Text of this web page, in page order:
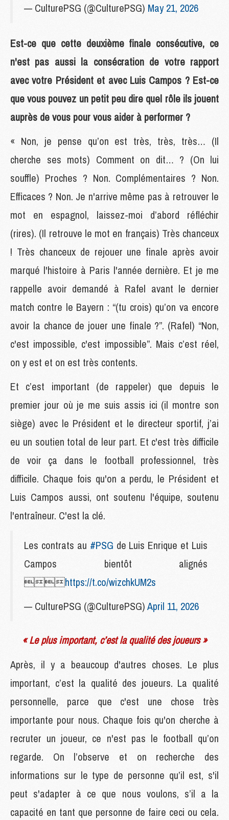
— CulturePSG (@CulturePSG) May 21, 2026
Est-ce que cette deuxième finale consécutive, ce
n'est pas aussi la consécration de votre rapport
avec votre Président et avec Luis Campos ? Est-ce
que vous pouvez un petit peu dire quel rôle ils jouent
auprès de vous pour vous aider à performer ?
« Non, je pense qu’on est très, très, très… (Il
cherche ses mots) Comment on dit… ? (On lui
souffle) Proches ? Non. Complémentaires ? Non.
Efficaces ? Non. Je n'arrive même pas à retrouver le
mot en espagnol, laissez-moi d’abord réfléchir
(rires). (Il retrouve le mot en français) Très chanceux
! Très chanceux de rejouer une finale après avoir
marqué l'histoire à Paris l'année dernière. Et je me
rappelle avoir demandé à Rafel avant le dernier
match contre le Bayern : “(tu crois) qu’on va encore
avoir la chance de jouer une finale ?”. (Rafel) “Non,
c'est impossible, c'est impossible”. Mais c’est réel,
on y est et on est très contents.
Et c’est important (de rappeler) que depuis le
premier jour où je me suis assis ici (il montre son
siège) avec le Président et le directeur sportif, j’ai
eu un soutien total de leur part. Et c'est très difficile
de voir ça dans le football professionnel, très
difficile. Chaque fois qu'on a perdu, le Président et
Luis Campos aussi, ont soutenu l'équipe, soutenu
l'entraîneur. C'est la clé.
Les contrats au #PSG de Luis Enrique et Luis
Campos bientôt alignés
https://t.co/wizchkUM2s
— CulturePSG (@CulturePSG)April 11, 2026
« Le plus important, c’est la qualité des joueurs »
Après, il y a beaucoup d'autres choses. Le plus
important, c’est la qualité des joueurs. La qualité
personnelle, parce que c'est une chose très
importante pour nous. Chaque fois qu'on cherche à
recruter un joueur, ce n'est pas le football qu’on
regarde. On l’observe et on recherche des
informations sur le type de personne qu’il est, s'il
peut s'adapter à ce que nous voulons, s’il a la
capacité en tant que personne de faire ceci ou cela.